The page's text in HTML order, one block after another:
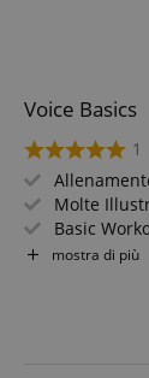
Voice Basics
1
Molte
Basic
53 Tracce
mostra di più